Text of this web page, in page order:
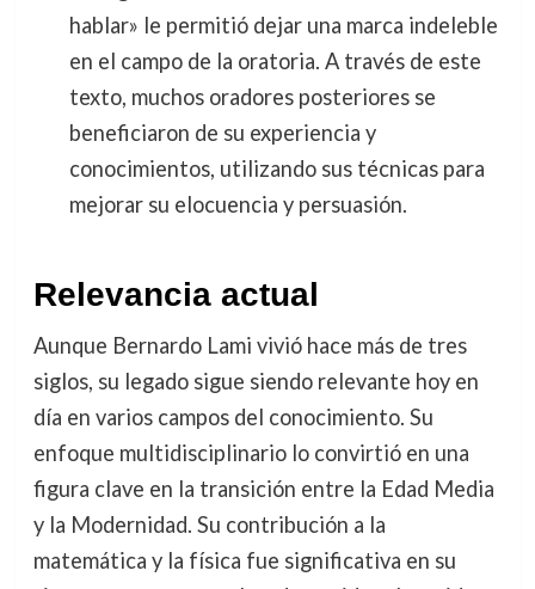
hablar» le permitió dejar una marca indeleble
en el campo de la oratoria. A través de este
texto, muchos oradores posteriores se
beneficiaron de su experiencia y
conocimientos, utilizando sus técnicas para
mejorar su elocuencia y persuasión.
Relevancia actual
Aunque Bernardo Lami vivió hace más de tres
siglos, su legado sigue siendo relevante hoy en
día en varios campos del conocimiento. Su
enfoque multidisciplinario lo convirtió en una
figura clave en la transición entre la Edad Media
y la Modernidad. Su contribución a la
matemática y la física fue significativa en su